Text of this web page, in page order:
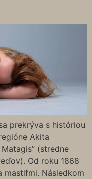
prekrýva s históriou
Akita
(stredne
Od roku 1868
Následkom